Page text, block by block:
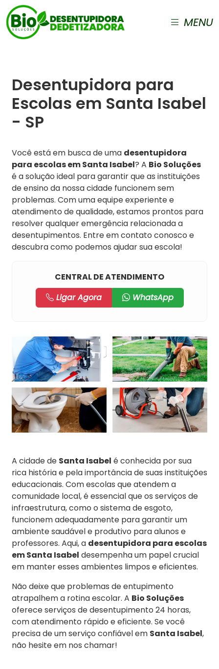
MENU
Desentupidora para
Escolas em Santa Isabel
- SP
Você está em busca de uma desentupidora
para escolas em Santa Isabel? A Bio Soluções
é a solução ideal para garantir que as instituições
de ensino da nossa cidade funcionem sem
problemas. Com uma equipe experiente e
atendimento de qualidade, estamos prontos para
resolver qualquer emergência relacionada a
desentupimentos. Entre em contato conosco e
descubra como podemos ajudar sua escola!
CENTRAL DE ATENDIMENTO
Ligar Agora
WhatsApp
A cidade de Santa Isabel é conhecida por sua
rica história e pela importância de suas instituições
educacionais. Com escolas que atendem a
comunidade local, é essencial que os serviços de
infraestrutura, como o sistema de esgoto,
funcionem adequadamente para garantir um
ambiente saudável e produtivo para alunos e
professores. Aqui, a desentupidora para escolas
em Santa Isabel desempenha um papel crucial
em manter esses ambientes limpos e eficientes.
Não deixe que problemas de entupimento
atrapalhem a rotina escolar. A Bio Soluções
oferece serviços de desentupimento 24 horas,
com atendimento rápido e eficiente. Se você
precisa de um serviço confiável em Santa Isabel,
não hesite em nos chamar!